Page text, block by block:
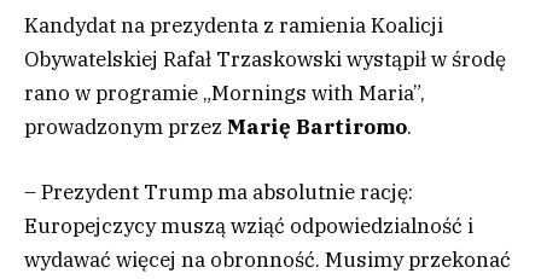
Kandydat na prezydenta z ramienia Koalicji
Obywatelskiej Rafał Trzaskowski wystąpił w środę
rano w programie „Mornings with Maria”,
prowadzonym przez Marię Bartiromo.
– Prezydent Trump ma absolutnie rację:
Europejczycy muszą wziąć odpowiedzialność i
wydawać więcej na obronność. Musimy przekonać